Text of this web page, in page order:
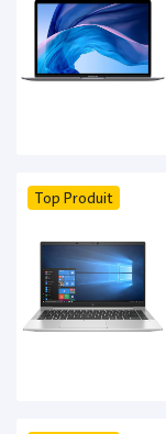
Top Produit